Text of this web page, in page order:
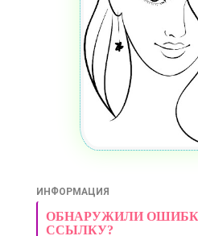
ИНФОРМАЦИЯ
ОБНАРУЖИЛИ
ССЫЛКУ?